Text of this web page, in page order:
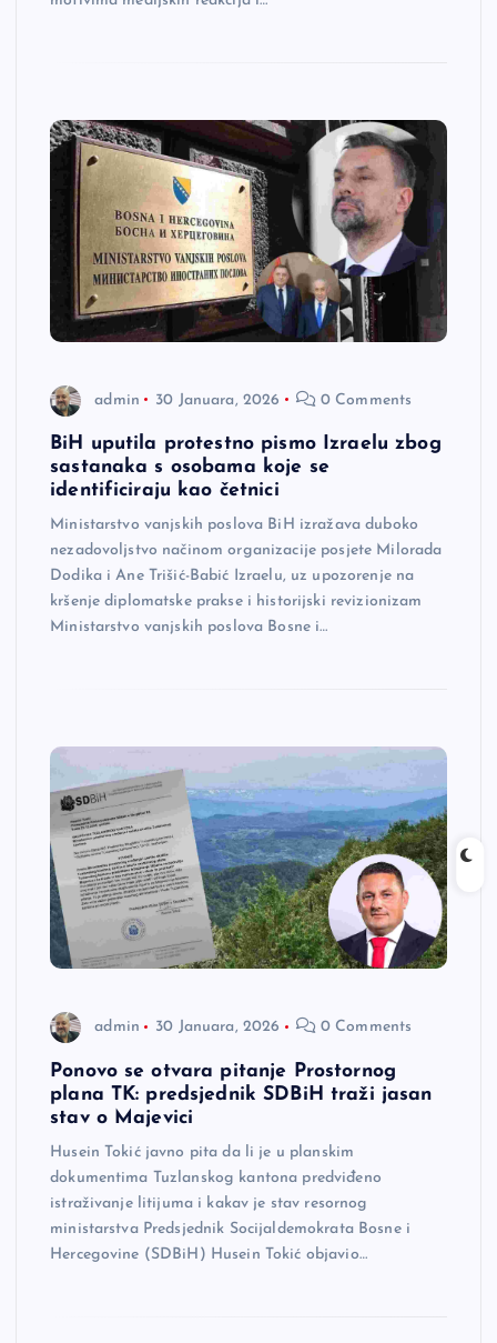
admin 30 Januara, 2026 0 Comments
BiH uputila protestno pismo Izraelu zbog
sastanaka s osobama koje se
identificiraju kao četnici
Ministarstvo vanjskih poslova BiH izražava duboko
nezadovoljstvo načinom organizacije posjete Milorada
Dodika i Ane Trišić-Babić Izraelu, uz upozorenje na
kršenje diplomatske prakse i historijski revizionizam
Ministarstvo vanjskih poslova Bosne i…
admin 30 Januara, 2026 0 Comments
Ponovo se otvara pitanje Prostornog
plana TK: predsjednik SDBiH traži jasan
stav o Majevici
Husein Tokić javno pita da li je u planskim
dokumentima Tuzlanskog kantona predviđeno
istraživanje litijuma i kakav je stav resornog
ministarstva Predsjednik Socijaldemokrata Bosne i
Hercegovine (SDBiH) Husein Tokić objavio…